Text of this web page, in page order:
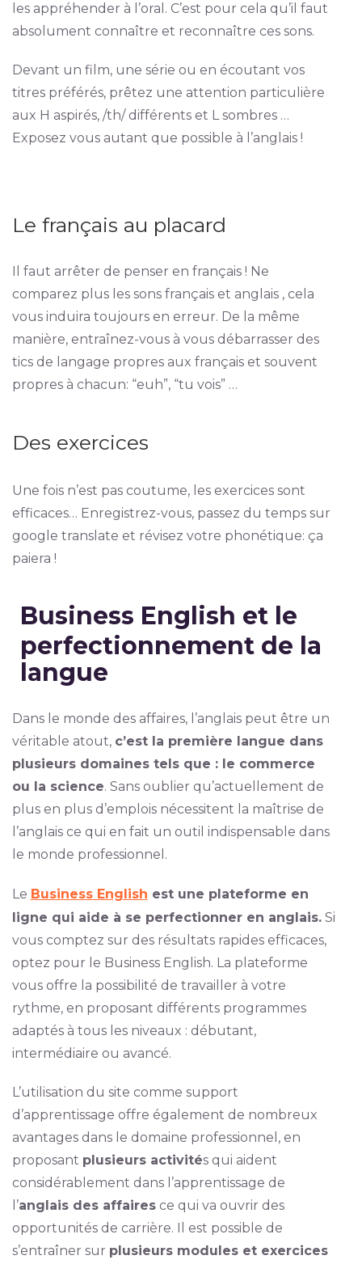
les appréhender à l’oral. C’est pour cela qu’il faut
absolument connaître et reconnaître ces sons.
Devant un film, une série ou en écoutant vos
titres préférés, prêtez une attention particulière
aux H aspirés, /th/ différents et L sombres …
Exposez vous autant que possible à l’anglais !
Le français au placard
Il faut arrêter de penser en français ! Ne
comparez plus les sons français et anglais , cela
vous induira toujours en erreur. De la même
manière, entraînez-vous à vous débarrasser des
tics de langage propres aux français et souvent
propres à chacun: “euh”, “tu vois” …
Des exercices
Une fois n’est pas coutume, les exercices sont
efficaces… Enregistrez-vous, passez du temps sur
google translate et révisez votre phonétique: ça
paiera !
Business English et le
perfectionnement de la
langue
Dans le monde des affaires, l’anglais peut être un
véritable atout, c’est la première langue dans
plusieurs domaines tels que : le commerce
ou la science. Sans oublier qu’actuellement de
plus en plus d’emplois nécessitent la maîtrise de
l’anglais ce qui en fait un outil indispensable dans
le monde professionnel.
Le Business English est une plateforme en
ligne qui aide à se perfectionner en anglais.Si
vous comptez sur des résultats rapides efficaces,
optez pour le Business English. La plateforme
vous offre la possibilité de travailler à votre
rythme, en proposant différents programmes
adaptés à tous les niveaux : débutant,
intermédiaire ou avancé.
L’utilisation du site comme support
d’apprentissage offre également de nombreux
avantages dans le domaine professionnel, en
proposant plusieurs activités qui aident
considérablement dans l’apprentissage de
l’anglais des affairesce qui va ouvrir des
opportunités de carrière. Il est possible de
s’entraîner sur plusieurs modules et exercices